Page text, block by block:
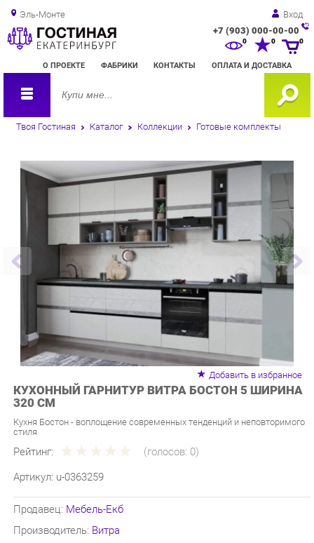
Эль-Монте Вход
+7 (903) 000-00-00
О ПРОЕКТЕ ФАБРИКИ КОНТАКТЫ ОПЛАТА И ДОСТАВКА
0 0
Твоя Гостиная Каталог Коллекции Готовые комплекты
Добавить в избранное
КУХОННЫЙ ГАРНИТУР ВИТРА БОСТОН 5 ШИРИНА
320 СМ
Кухня Бостон - воплощение современных тенденций и неповторимого
Рейтинг:
Артикул: u-0363259
Производитель:Витра
Последняя цена: 481 190 ₽